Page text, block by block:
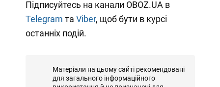
Підписуйтесь на канали OBOZ.UA в
Telegram та Viber, щоб бути в курсі
останніх подій.
Матеріали на цьому сайті рекомендовані
для загального інформаційного